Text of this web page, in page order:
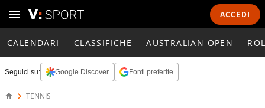
ACCEDI
CALENDARI CLASSIFICHE AUSTRALIAN OPEN
Seguici su: Google Discover Fonti preferite
TENNIS